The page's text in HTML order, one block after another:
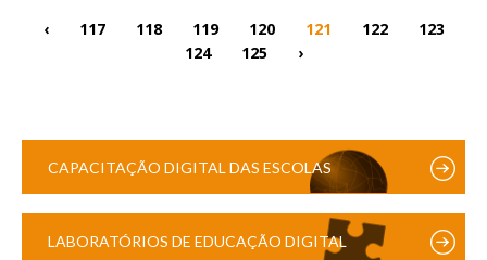
‹ 117 118 119 120 121 122
123
124
125 ›
CAPACITAÇÃO DIGITAL DAS ESCOLAS
LABORATÓRIOS DE EDUCAÇÃO DIGITAL